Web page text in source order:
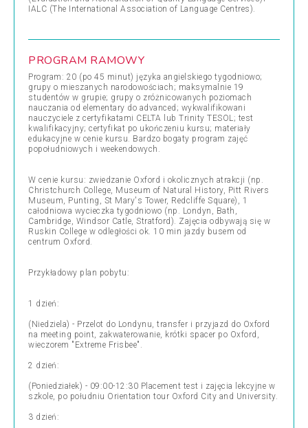
IALC (The International Association of Language Centres).
PROGRAM RAMOWY
Program: 20 (po 45 minut) języka angielskiego tygodniowo;
grupy o mieszanych narodowościach; maksymalnie 19
studentów w grupie; grupy o zróżnicowanych poziomach
nauczania od elementary do advanced; wykwalifikowani
nauczyciele z certyfikatami CELTA lub Trinity TESOL; test
kwalifikacyjny; certyfikat po ukończeniu kursu; materiały
edukacyjne w cenie kursu. Bardzo bogaty program zajęć
popołudniowych i weekendowych.
W cenie kursu: zwiedzanie Oxford i okolicznych atrakcji (np.
Christchurch College, Museum of Natural History, Pitt Rivers
Museum, Punting, St Mary's Tower, Redcliffe Square), 1
całodniowa wycieczka tygodniowo (np. Londyn, Bath,
Cambridge, Windsor Catle, Stratford). Zajęcia odbywają się w
Ruskin College w odległości ok. 10 min jazdy busem od
centrum Oxford.
Przykładowy plan pobytu:
1 dzień:
(Niedziela) - Przelot do Londynu, transfer i przyjazd do Oxford
na meeting point, zakwaterowanie, krótki spacer po Oxford,
wieczorem "Extreme Frisbee".
2 dzień:
(Poniedziałek) - 09:00-12:30 Placement test i zajęcia lekcyjne w
szkole, po południu Orientation tour Oxford City and University.
3 dzień: